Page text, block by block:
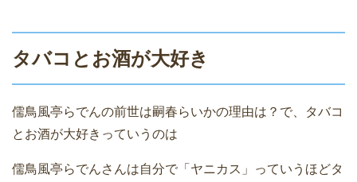
タバコとお酒が大好き
儒鳥風亭らでんの前世は嗣春らいかの理由は？で、タバコ
とお酒が大好きっていうのは
儒鳥風亭らでんさんは自分で「ヤニカス」っていうほどタ